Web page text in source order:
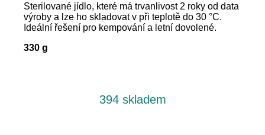
Sterilované jídlo, které má trvanlivost 2 roky od data
výroby a lze ho skladovat v při teplotě do 30 °C.
Ideální řešení pro kempování a letní dovolené.
330 g
394 skladem